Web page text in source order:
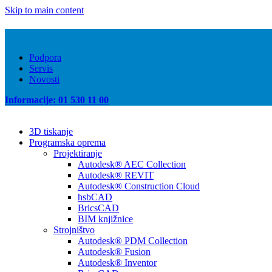
Skip to main content
Podpora
Servis
Novosti
Informacije: 01 530 11 00
3D tiskanje
Programska oprema
Projektiranje
Autodesk® AEC Collection
Autodesk® REVIT
Autodesk® Construction Cloud
hsbCAD
BricsCAD
BIM knjižnice
Strojništvo
Autodesk® PDM Collection
Autodesk® Fusion
Autodesk® Inventor